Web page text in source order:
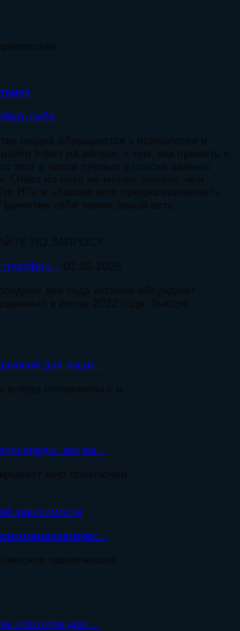
людей обращаются к психологии и
ответ на вопрос о том, как принять и
этот в числе первых в списке важных
на него не менее значим, чем
Я?» и «Каково мое предназначение?».
себя таким, какой есть
ПО ЗАПРОСУ
платфор... 01.05.2026
два года активно обсуждают
в конце 2022 года, быстро
для защи...
сопряжены с в...
как вы...
мир приключен...
хроническое...
логотипа для ...